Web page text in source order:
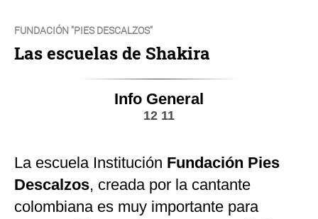
FUNDACIÓN "PIES DESCALZOS"
Las escuelas de Shakira
Info General
12 11
La escuela Institución Fundación Pies
Descalzos, creada por la cantante
colombiana es muy importante para